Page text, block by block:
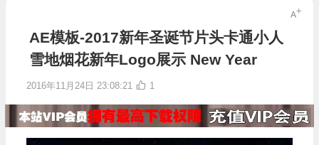
AE模板-2017新年圣诞节片头卡通小人
雪地烟花新年Logo展示 New Year
2016年11月24日 23:08:21 1